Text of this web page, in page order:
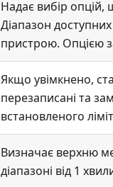
Надає вибір
Діапазон
пристрою. Опцією
Якщо увімкнено,
перезаписані та
встановленого
Визначає верхню
діапазоні від 1